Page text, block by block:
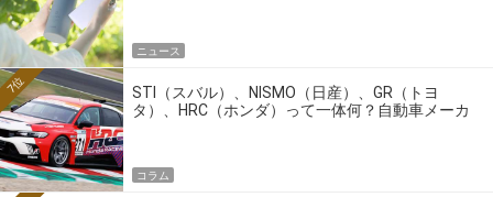
ニュース
STI（スバル）、NISMO（日産）、GR（トヨ
タ）、HRC（ホンダ）って一体何？自動車メーカ
7位
コラム